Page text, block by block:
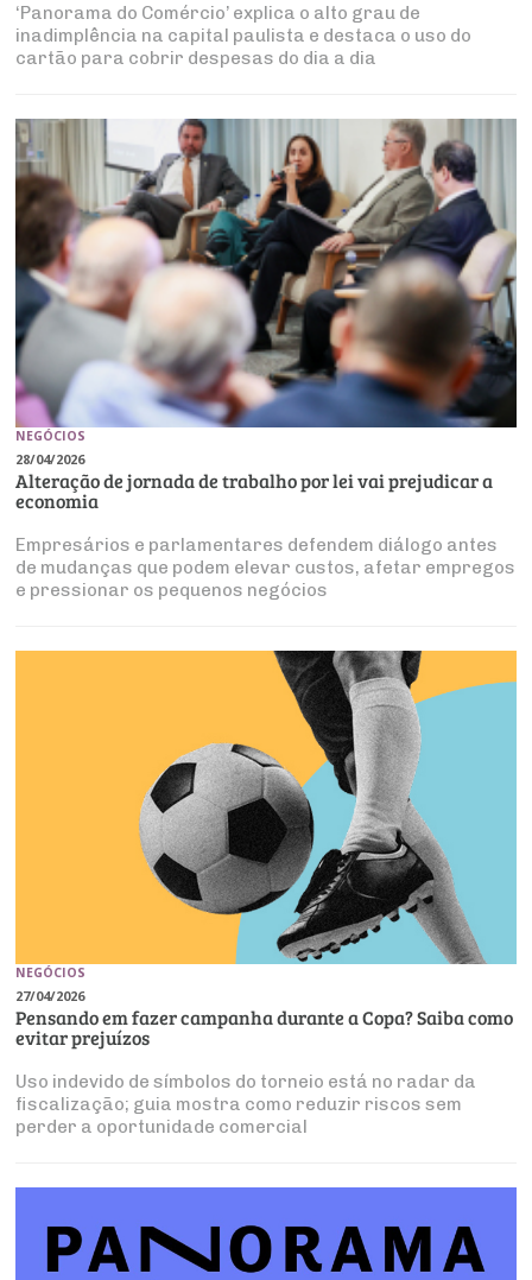
‘Panorama do Comércio’ explica o alto grau de
inadimplência na capital paulista e destaca o uso do
cartão para cobrir despesas do dia a dia
NEGÓCIOS
28/04/2026
Alteração de jornada de trabalho por lei vai prejudicar a
economia
Empresários e parlamentares defendem diálogo antes
de mudanças que podem elevar custos, afetar empregos
e pressionar os pequenos negócios
NEGÓCIOS
27/04/2026
Pensando em fazer campanha durante a Copa? Saiba como
evitar prejuízos
Uso indevido de símbolos do torneio está no radar da
fiscalização; guia mostra como reduzir riscos sem
perder a oportunidade comercial